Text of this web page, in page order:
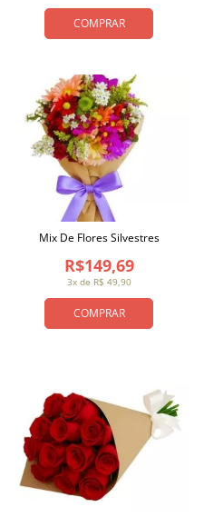
COMPRAR
COMPRAR
3x de R$ 49,90
R$149,69
Mix De Flores Silvestres